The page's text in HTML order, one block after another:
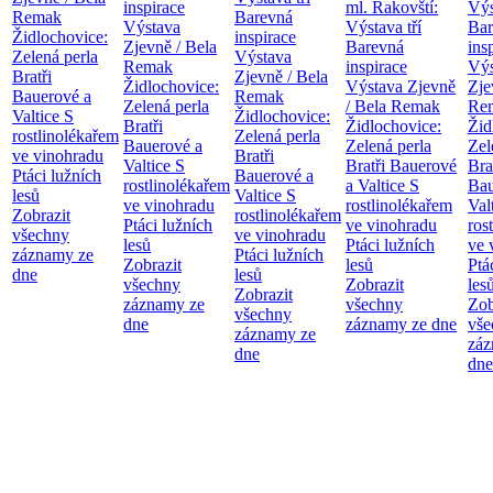
Remak
Židlochovice:
Zelená perla
Bratři
Bauerové a
Valtice S
rostlinolékařem
ve vinohradu
Ptáci lužních
lesů
Zobrazit
všechny
záznamy ze
dne
inspirace
Výstava
Zjevně / Bela
Remak
Židlochovice:
Zelená perla
Bratři
Bauerové a
Valtice S
rostlinolékařem
ve vinohradu
Ptáci lužních
lesů
Zobrazit
všechny
záznamy ze
dne
Barevná
inspirace
Výstava
Zjevně / Bela
Remak
Židlochovice:
Zelená perla
Bratři
Bauerové a
Valtice S
rostlinolékařem
ve vinohradu
Ptáci lužních
lesů
Zobrazit
všechny
záznamy ze
dne
ml. Rakovští:
Výstava tří
Barevná
inspirace
Výstava Zjevně
/ Bela Remak
Židlochovice:
Zelená perla
Bratři Bauerové
a Valtice S
rostlinolékařem
ve vinohradu
Ptáci lužních
lesů
Zobrazit
všechny
záznamy ze dne
ve
dne